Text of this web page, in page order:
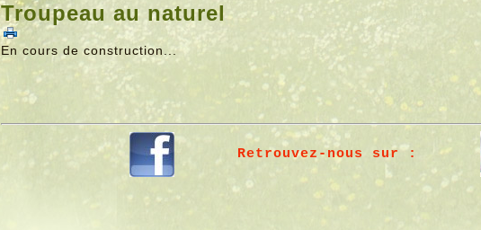
Troupeau au naturel
En cours de construction...
Retrouvez-nous sur :